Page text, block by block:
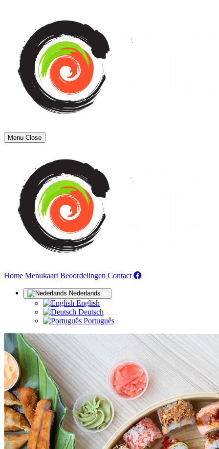
Menu Close
Home (huidige)
Menukaart Beoordelingen Contact
Nederlands
English
Deutsch
Português